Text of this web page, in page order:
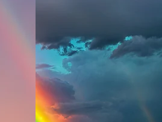
Producten
AI-assistent
AI Image Generator
AI Video Generator
AI Voice Generator
Aan de slag
Academy